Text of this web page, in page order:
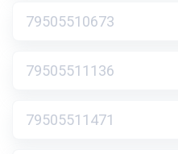
79505510673
79505511136
79505511471